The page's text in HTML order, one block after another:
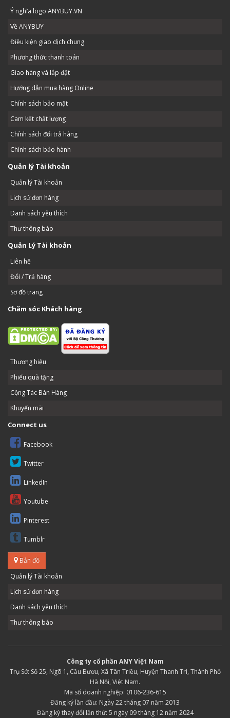
Ý nghĩa logo ANYBUY.VN
Về ANYBUY
Điều kiện giao dịch chung
Phương thức thanh toán
Giao hàng và lắp đặt
Hướng dẫn mua hàng Online
Chính sách bảo mật
Cam kết chất lượng
Chính sách đổi trả hàng
Chính sách bảo hành
Quản lý Tài khoản
Quản lý Tài khoản
Lịch sử đơn hàng
Danh sách yêu thích
Thư thông báo
Quản Lý Tài khoản
Liên hệ
Đổi / Trả hàng
Sơ đồ trang
Chăm sóc Khách hàng
Thương hiệu
Phiếu quà tặng
Cộng Tác Bán Hàng
Khuyến mãi
Connect us
Facebook
Twitter
LinkedIn
Youtube
Pinterest
Tumblr
Bản đồ
Quản lý Tài khoản
Lịch sử đơn hàng
Danh sách yêu thích
Thư thông báo
Công ty cổ phần ANY Việt Nam
Trụ Sở: Số 25, Ngõ 1, Cầu Bươu, Xã Tân Triều, Huyện Thanh Trì, Thành Phố
Hà Nội, Việt Nam.
Mã số doanh nghiệp: 0106-236-615
Đăng ký lần đầu: Ngày 22 tháng 07 năm 2013
Đăng ký thay đổi lần thứ: 5 ngày 09 tháng 12 năm 2024